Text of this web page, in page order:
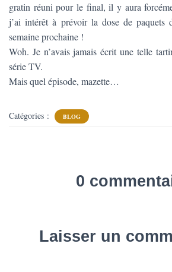
gratin réuni pour le final, il y aura
j’ai intérêt à prévoir la dose de paquets
semaine prochaine !
Woh. Je n’avais jamais écrit une telle
série TV.
Mais quel épisode, mazette…
Catégories : BLOG
0
Laisser un